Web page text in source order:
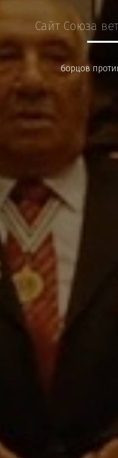
Сайт Союза
борцов